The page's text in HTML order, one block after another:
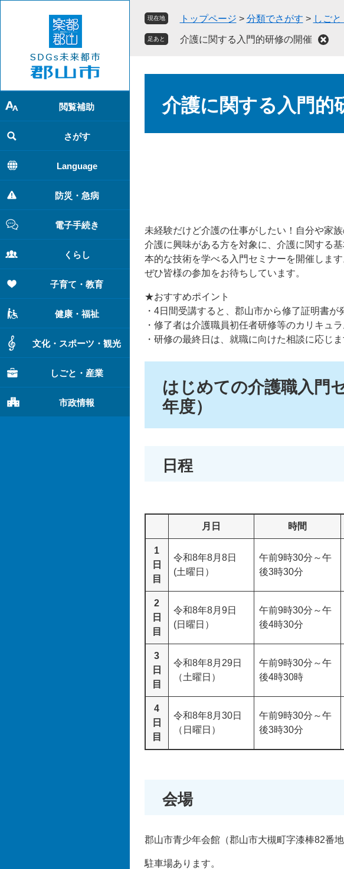
で
す
。
ば
し
て
本
文
へ
閲覧補助
さがす
Language
防災・急病
電子手続き
くらし
子育て・教育
健康・福祉
文化・スポーツ・観光
しごと・産業
市政情報
現在地 トップページ > 分類でさがす > しご
足あと 介護に関する入門的研修の開催
介護に関する入門的
未経験だけど介護の仕事がしたい！自分や家
介護に興味がある方を対象に、介護に関する
本的な技術を学べる入門セミナーを開催します
ぜひ皆様の参加をお待ちしています。
★おすすめポイント
・4日間受講すると、郡山市から修了証明書が
・修了者は介護職員初任者研修等のカリキュ
・研修の最終日は、就職に向けた相談に応じま
はじめての介護職入門
年度）
日程
月日 時間
1
日
目
令和8年8月8日
(土曜日）
午前9時30分～午
後3時30分
2
日
目
令和8年8月9日
(日曜日）
午前9時30分～午
後4時30分
3
日
目
令和8年8月29日
（土曜日）
午前9時30分～午
後4時30時
4
日
目
令和8年8月30日
（日曜日）
午前9時30分～午
後3時30分
会場
郡山市青少年会館（郡山市大槻町字漆棒82番地
駐車場あります。